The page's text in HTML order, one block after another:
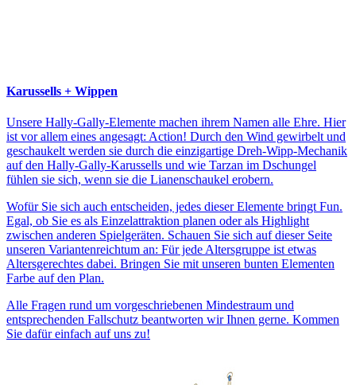
Karussells + Wippen
Unsere Hally-Gally-Elemente machen ihrem Namen alle Ehre. Hier
ist vor allem eines angesagt: Action! Durch den Wind gewirbelt und
geschaukelt werden sie durch die einzigartige Dreh-Wipp-Mechanik
auf den Hally-Gally-Karussells und wie Tarzan im Dschungel
fühlen sie sich, wenn sie die Lianenschaukel erobern.
Wofür Sie sich auch entscheiden, jedes dieser Elemente bringt Fun.
Egal, ob Sie es als Einzelattraktion planen oder als Highlight
zwischen anderen Spielgeräten. Schauen Sie sich auf dieser Seite
unseren Variantenreichtum an: Für jede Altersgruppe ist etwas
Altersgerechtes dabei. Bringen Sie mit unseren bunten Elementen
Farbe auf den Plan.
Alle Fragen rund um vorgeschriebenen Mindestraum und
entsprechenden Fallschutz beantworten wir Ihnen gerne. Kommen
Sie dafür einfach auf uns zu!